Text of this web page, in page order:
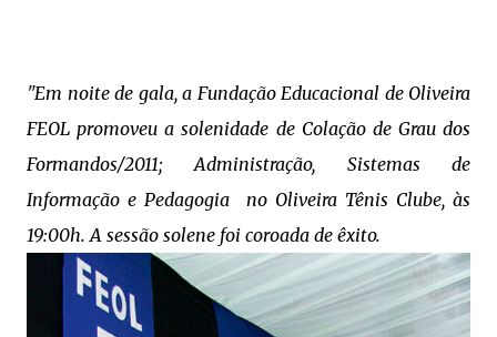
"Em noite de gala, a Fundação Educacional de Oliveira
FEOL promoveu a solenidade de Colação de Grau dos
Formandos/2011; Administração, Sistemas de
Informação e Pedagogia no Oliveira Tênis Clube, às
19:00h. A sessão solene foi coroada de êxito.